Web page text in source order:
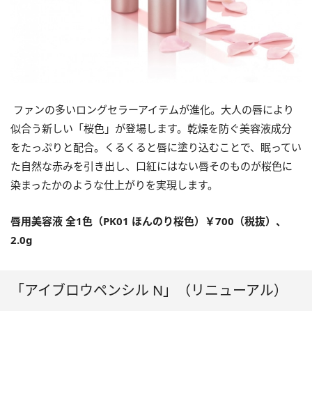
ファンの多いロングセラーアイテムが進化。大人の唇により
似合う新しい「桜色」が登場します。乾燥を防ぐ美容液成分
をたっぷりと配合。くるくると唇に塗り込むことで、眠ってい
た自然な赤みを引き出し、口紅にはない唇そのものが桜色に
染まったかのような仕上がりを実現します。
唇用美容液 全1色（PK01 ほんのり桜色）￥700（税抜）、
2.0g
「アイブロウペンシル N」（リニューアル）